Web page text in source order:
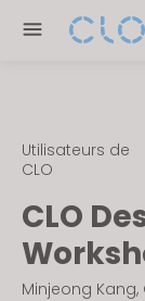
note:
accessibility
system.
Utilisateurs de
CLO
CLO
Minjeong Kang,